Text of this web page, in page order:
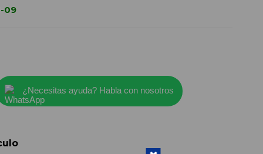
09
¿Necesitas ayuda? Habla con nosotros